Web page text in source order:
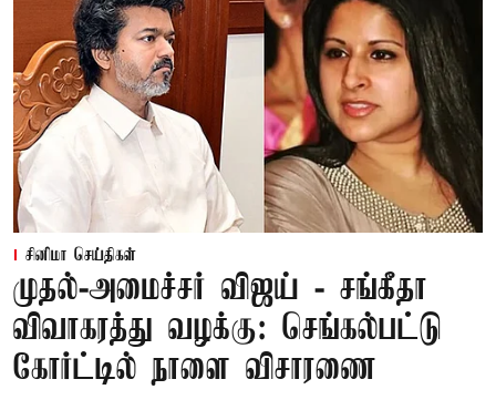
சினிமா செய்திகள்
முதல்-அமைச்சர் விஜய் - சங்கீதா
விவாகரத்து வழக்கு: செங்கல்பட்டு
கோர்ட்டில் நாளை விசாரணை